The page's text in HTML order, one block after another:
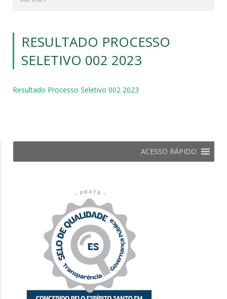
RESULTADO PROCESSO
SELETIVO 002 2023
Resultado Processo Seletivo 002 2023
ACESSO RÁPIDO